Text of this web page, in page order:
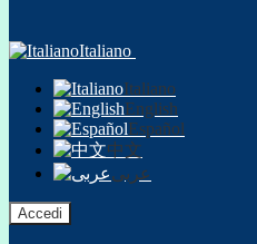
Italiano
Italiano
English
Español
中文
عربى
Accedi